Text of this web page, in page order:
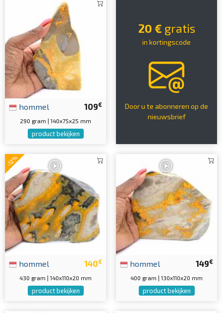
109€
hommel
290 gram | 140x75x25 mm
product bekijken
20 € gratis
in kortingscode
Door u te abonneren op de
nieuwsbrief
-12%
140€
hommel
430 gram | 140x110x20 mm
product bekijken
149€
hommel
400 gram | 130x110x20 mm
product bekijken